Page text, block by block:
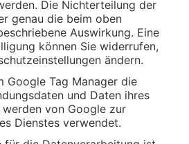
Die Nichterteilung der
genau die beim oben
Auswirkung. Eine
können Sie widerrufen,
ändern.
Google Tag Manager die
und Daten ihres
von Google zur
Dienstes verwendet.